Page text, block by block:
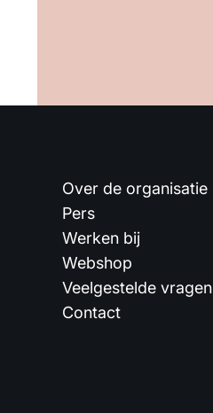
Over de organisatie
Pers
Werken bij
Webshop
Veelgestelde vragen
Contact